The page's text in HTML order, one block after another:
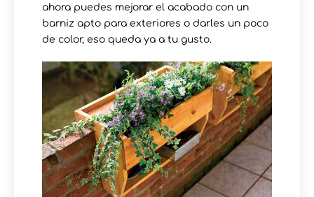
ahora puedes mejorar el acabado con un
barniz apto para exteriores o darles un poco
de color, eso queda ya a tu gusto.